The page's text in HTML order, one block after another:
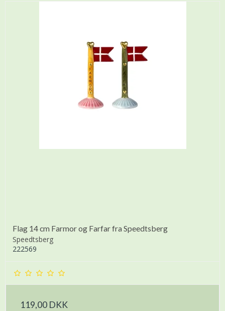
Flag 14 cm Farmor og Farfar fra Speedtsberg
Speedtsberg
222569
119,00 DKK